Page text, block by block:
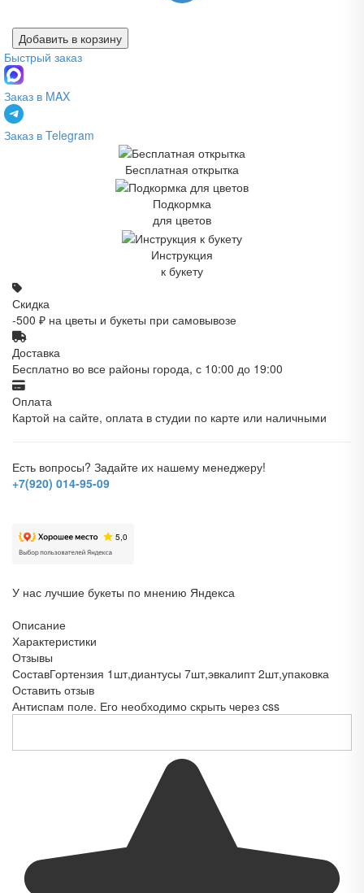
Добавить в корзину
Быстрый заказ
Заказ в MAX
Заказ в Telegram
Бесплатная открытка
Подкормка
для цветов
Инструкция
к букету
Скидка
-500 ₽ на цветы и букеты при самовывозе
Доставка
Бесплатно во все районы города, с 10:00 до 19:00
Оплата
Картой на сайте, оплата в студии по карте или наличными
Есть вопросы? Задайте их нашему менеджеру!
+7(920) 014-95-09
У нас лучшие букеты по мнению Яндекса
Описание
Характеристики
Отзывы
СоставГортензия 1шт,диантусы 7шт,эвкалипт 2шт,упаковка
Оставить отзыв
Антиспам поле. Его необходимо скрыть через css